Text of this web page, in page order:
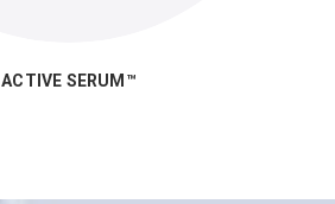
ACTIVE SERUM™